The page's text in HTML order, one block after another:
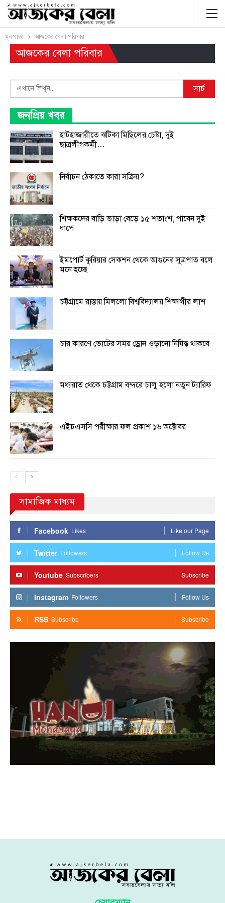
মূলপাতা আজকের বেলা পরিবার
আজকের বেলা পরিবার
Search সার্চ
জনপ্রিয় খবর
হাটহাজারীতে ঝটিকা মিছিলের চেষ্টা, দুই
ছাত্রলীগকর্মী…
নির্বাচন ঠেকাতে কারা সক্রিয়?
শিক্ষকদের বাড়ি ভাড়া বেড়ে ১৫ শতাংশ, পাবেন দুই
ধাপে
ইমপোর্ট কুরিয়ার সেকশন থেকে আগুনের সূত্রপাত বলে
মনে হচ্ছে
চট্টগ্রামে রাস্তায় মিললো বিশ্ববিদ্যালয় শিক্ষার্থীর লাশ
চার কারণে ভোটের সময় ড্রোন ওড়ানো নিষিদ্ধ থাকবে
মধ্যরাত থেকে চট্টগ্রাম বন্দরে চালু হলো নতুন ট্যারিফ
এইচএসসি পরীক্ষার ফল প্রকাশ ১৬ অক্টোবর
সামাজিক মাধ্যম
Facebook Likes Like our Page
Twitter Followers Follow Us
Youtube Subscribers Subscribe
Instagram Followers Follow Us
RSS Subscribe Subscribe